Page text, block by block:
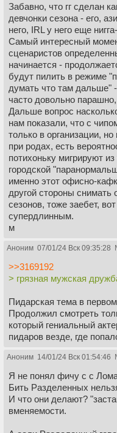
Забавно, что гг сделан
девчонки сезона - его,
него, IRL у него еще
Самый интересный
сценаристов
начинается -
будут пилить в режиме
думать что там дальше"
часто довольно
Дальше вопрос
нам показали, что с
только в организации,
при родах, есть
потихоньку мигрируют
городской
именно этот офисно-
другой стороны
сезонов, тоже заебет,
супердлинным.
м
Аноним 07/01/24 Вск 09:35:28
>>3169192
> грязная мужская
Пидарская тема в
Продолжил смотреть
который гениальный
пидаров везде, где
Аноним 14/01/24 Вск 01:54:46
Я не понял фичу с с
Бить Разделенных
И что они делают?
вменяемости.